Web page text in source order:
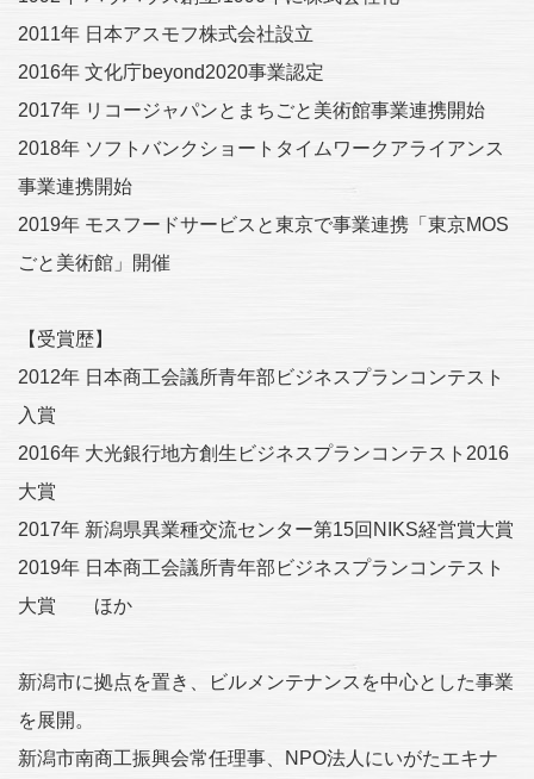
2011年 日本アスモフ株式会社設立
2016年 文化庁beyond2020事業認定
2017年 リコージャパンとまちごと美術館事業連携開始
2018年 ソフトバンクショートタイムワークアライアンス
事業連携開始
2019年 モスフードサービスと東京で事業連携「東京MOS
ごと美術館」開催
【受賞歴】
2012年 日本商工会議所青年部ビジネスプランコンテスト
入賞
2016年 大光銀行地方創生ビジネスプランコンテスト2016
大賞
2017年 新潟県異業種交流センター第15回NIKS経営賞大賞
2019年 日本商工会議所青年部ビジネスプランコンテスト
大賞 ほか
新潟市に拠点を置き、ビルメンテナンスを中心とした事業
を展開。
新潟市南商工振興会常任理事、NPO法人にいがたエキナ